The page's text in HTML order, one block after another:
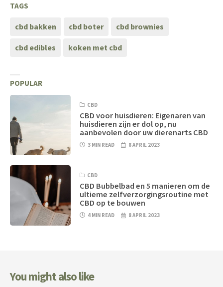
TAGS
cbd bakken cbd boter cbd brownies
cbd edibles koken met cbd
POPULAR
CBD
CBD voor huisdieren: Eigenaren van
huisdieren zijn er dol op, nu
aanbevolen door uw dierenarts CBD
3 MIN READ 8 APRIL 2023
CBD
CBD Bubbelbad en 5 manieren om de
ultieme zelfverzorgingsroutine met
CBD op te bouwen
4 MIN READ 8 APRIL 2023
You might also like